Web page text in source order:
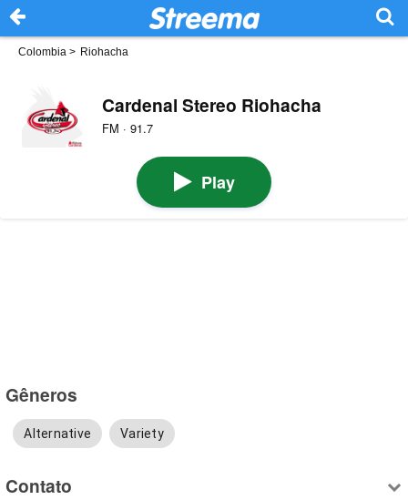
Colombia > Riohacha
Cardenal Stereo Riohacha
FM · 91.7
Play
Gêneros
Alternative Variety
Contato